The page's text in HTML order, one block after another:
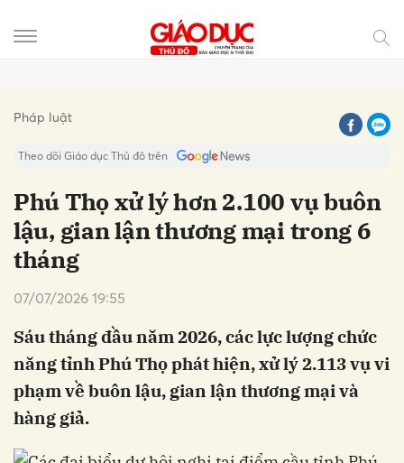
Pháp luật
Theo dõi Giáo dục Thủ đô trên
Phú Thọ xử lý hơn 2.100 vụ buôn
lậu, gian lận thương mại trong 6
tháng
07/07/2026 19:55
Sáu tháng đầu năm 2026, các lực lượng chức
năng tỉnh Phú Thọ phát hiện, xử lý 2.113 vụ vi
phạm về buôn lậu, gian lận thương mại và
hàng giả.
Hủy Gửi